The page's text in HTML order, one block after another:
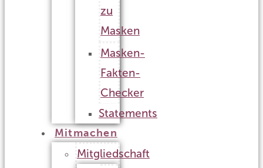
zu
Masken
Masken-
Fakten-
Checker
Statements
Mitmachen
Mitgliedschaft